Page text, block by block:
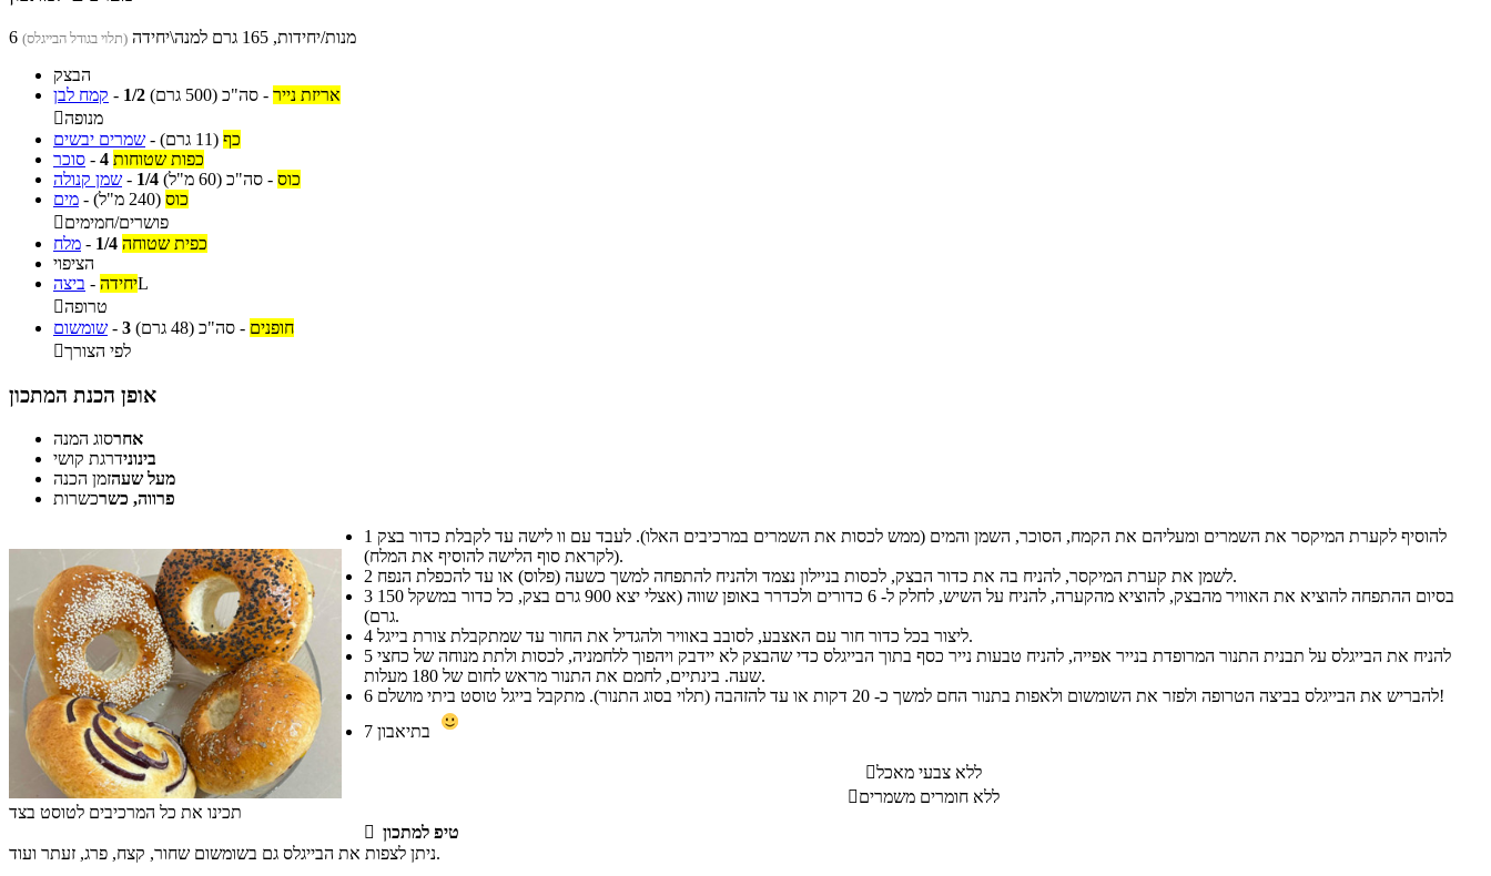
6 מנות/יחידות, 165 גרם למנה\יחידה (תלוי בגודל הבייגלס)
הבצק
קמח לבן - 1/2 אריזת נייר - סה"כ (500 גרם)
מנופה
שמרים יבשים - כף (11 גרם)
סוכר - 4 כפות שטוחות
שמן קנולה - 1/4 כוס - סה"כ (60 מ"ל)
מים - כוס (240 מ"ל)
פושרים/חמימים
מלח - 1/4 כפית שטוחה
הציפוי
ביצה - יחידהL
טרופה
שומשום - 3 חופנים - סה"כ (48 גרם)
לפי הצורך
אופן הכנת המתכון
אחרסוג המנה
בינונידרגת קושי
מעל שעהזמן הכנה
פרווה, כשרכשרות
תכינו את כל המרכיבים לטוסט בצד
1
(לקראת סוף הלישה להוסיף את המלח).
2
לשמן את קערת המיקסר, להניח בה את כדור הבצק, לכסות בניילון נצמד ולהניח להתפחה למשך כשעה (פלוס) או עד להכפלת הנפח.
3
גרם).
4
ליצור בכל כדור חור עם האצבע, לסובב באוויר ולהגדיל את החור עד שמתקבלת צורת בייגל.
5
שעה. בינתיים, לחמם את התנור מראש לחום של 180 מעלות.
6
להבריש את הבייגלס בביצה הטרופה ולפזר את השומשום ולאפות בתנור החם למשך כ- 20 דקות או עד להזהבה (תלוי בסוג התנור). מתקבל בייגל טוסט ביתי מושלם!
7
ללא צבעי מאכל
ללא חומרים משמרים
 טיפ למתכון
ניתן לצפות את הבייגלס גם בשומשום שחור, קצח, פרג, זעתר ועוד.